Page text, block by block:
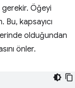
gerekir. Öğeyi
kapsayıcı
olduğundan
önler.